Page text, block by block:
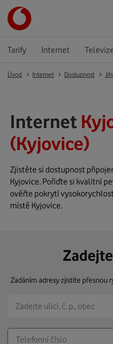
Tarify Internet
Úvod Internet Dostupnost
Internet
(Kyjovice)
Zjistěte si dostupnost
Kyjovice. Pořiďte si kvalitní
ověřte pokrytí
místě Kyjovice.
Zadáním adresy zjistíte přesnou